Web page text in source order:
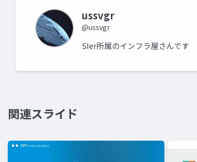
ussvgr
@ussvgr
SIer所属のインフラ屋さんです
関連スライド